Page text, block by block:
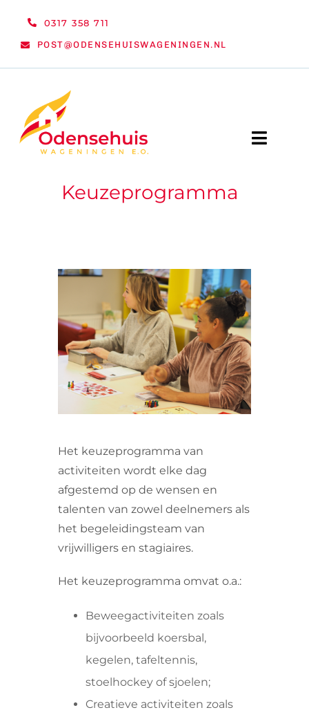
0317 358 711
POST@ODENSEHUISWAGENINGEN.NL
Toggle
WELKOM
VRIJWILLIGERS & STAGIAIRES
Keuzeprogramma
Het keuzeprogramma van
activiteiten wordt elke dag
afgestemd op de wensen en
talenten van zowel deelnemers als
het begeleidingsteam van
vrijwilligers en stagiaires.
Het keuzeprogramma omvat o.a.:
Beweegactiviteiten zoals
bijvoorbeeld koersbal,
kegelen, tafeltennis,
stoelhockey of sjoelen;
Creatieve activiteiten zoals